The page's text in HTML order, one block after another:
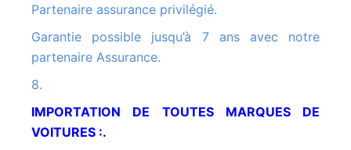
Partenaire assurance privilégié.
Garantie possible jusqu’à 7 ans avec notre
partenaire Assurance.
8.
IMPORTATION DE TOUTES MARQUES DE
VOITURES :.